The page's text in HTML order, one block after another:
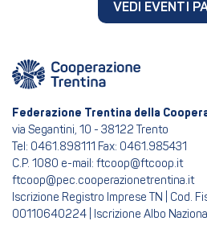
VEDI EVENTI
Federazione Trentina della
via Segantini, 10 - 38122 Trento
Tel: 0461.898111 Fax: 0461.985431
C.P. 1080 e-mail: ftcoop@ftcoop.it
ftcoop@pec.cooperazionetrentina.it
Iscrizione Registro Imprese TN | Cod.
00110640224 | Iscrizione Albo